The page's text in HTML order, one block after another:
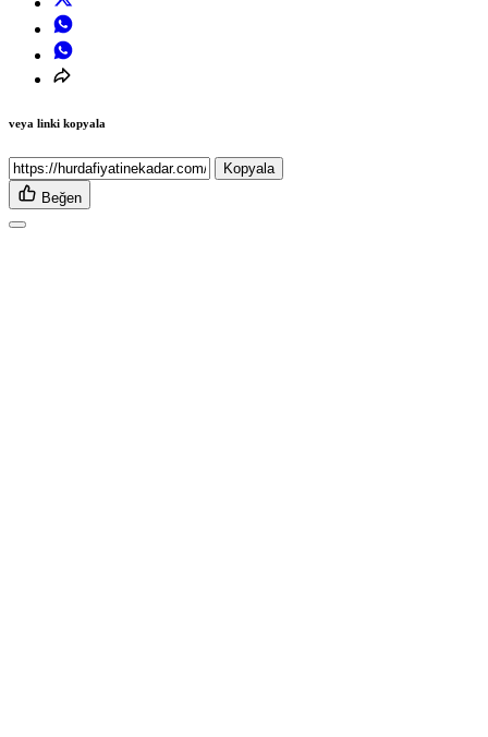
veya linki kopyala
Kopyala
Beğen